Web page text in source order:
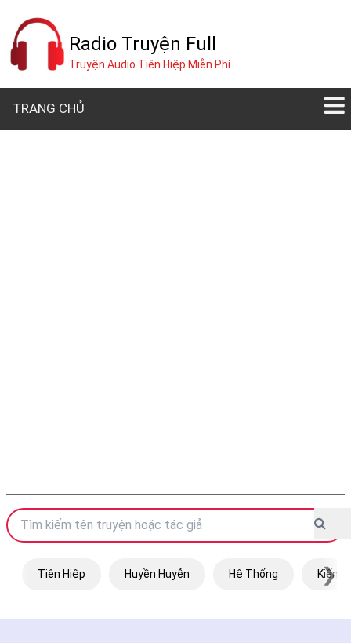
Radio Truyện Full
Truyện Audio Tiên Hiệp Miễn Phí
TRANG CHỦ
Tiên Hiệp Huyền Huyễn Hệ Thống Kiếm
❯